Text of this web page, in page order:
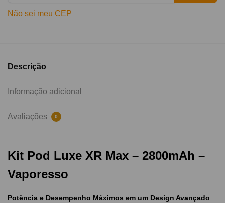
Não sei meu CEP
Descrição
Informação adicional
Avaliações 0
Kit Pod Luxe XR Max – 2800mAh –
Vaporesso
Potência e Desempenho Máximos em um Design Avançado